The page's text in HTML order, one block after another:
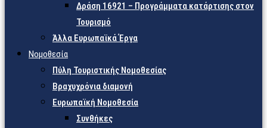
Δράση 16921 – Προγράμματα κατάρτισης στον
Τουρισμό
Άλλα Ευρωπαϊκά Έργα
Νομοθεσία
Πύλη Τουριστικής Νομοθεσίας
Βραχυχρόνια διαμονή
Ευρωπαϊκή Νομοθεσία
Συνθήκες